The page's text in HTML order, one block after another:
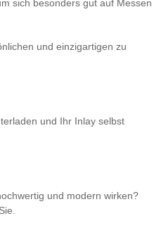
sich besonders gut auf Messen
und einzigartigen zu
und Ihr Inlay selbst
und modern wirken?